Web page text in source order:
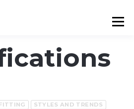
STYLES AND TRENDS